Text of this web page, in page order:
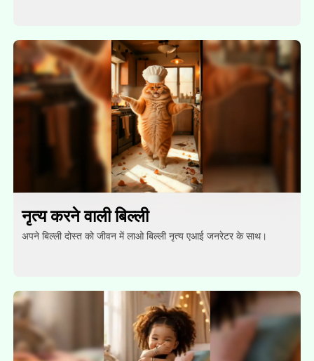
नृत्य करने वाली बिल्ली
अपने बिल्ली दोस्त को जीवन में लाओ बिल्ली नृत्य एआई जनरेटर के साथ।